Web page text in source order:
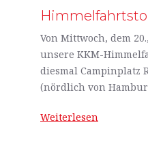
Von Mittwoch, dem
unsere KKM-
diesmal Campinplatz
(nördlich von
Weiterlesen